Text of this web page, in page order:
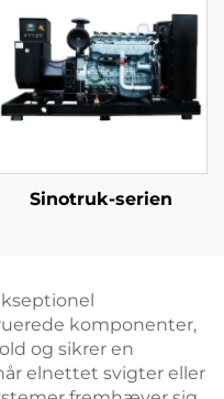
Sinotruk-serien
komponenter,
og sikrer en
elnettet svigter eller